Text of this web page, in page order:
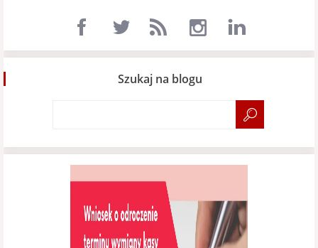
Szukaj na blogu